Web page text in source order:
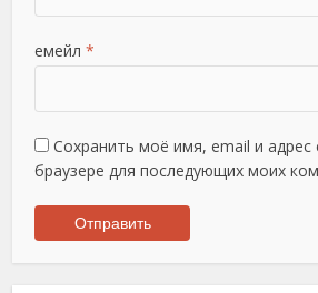
емейл *
Сохранить моё имя, email и адрес
браузере для последующих моих